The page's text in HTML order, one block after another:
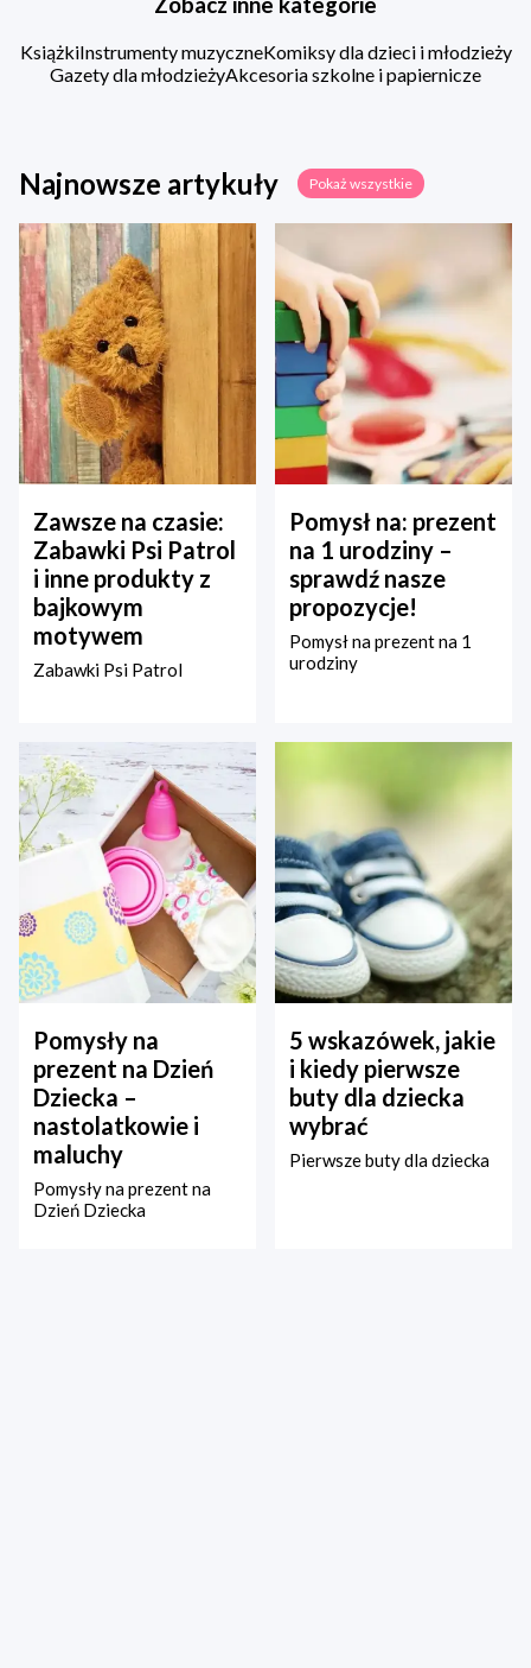
KsiążkiInstrumenty muzyczneKomiksy dla dzieci i młodzieży
Gazety dla młodzieżyAkcesoria szkolne i papiernicze
Najnowsze artykuły Pokaż wszystkie
Zawsze na czasie:
Zabawki Psi Patrol
i inne produkty z
bajkowym
motywem
Zabawki Psi Patrol
Pomysł na: prezent
na 1 urodziny –
sprawdź nasze
propozycje!
Pomysł na prezent na 1
urodziny
Pomysły na
prezent na Dzień
Dziecka –
nastolatkowie i
maluchy
Pomysły na prezent na
Dzień Dziecka
5 wskazówek, jakie
i kiedy pierwsze
buty dla dziecka
wybrać
Pierwsze buty dla dziecka